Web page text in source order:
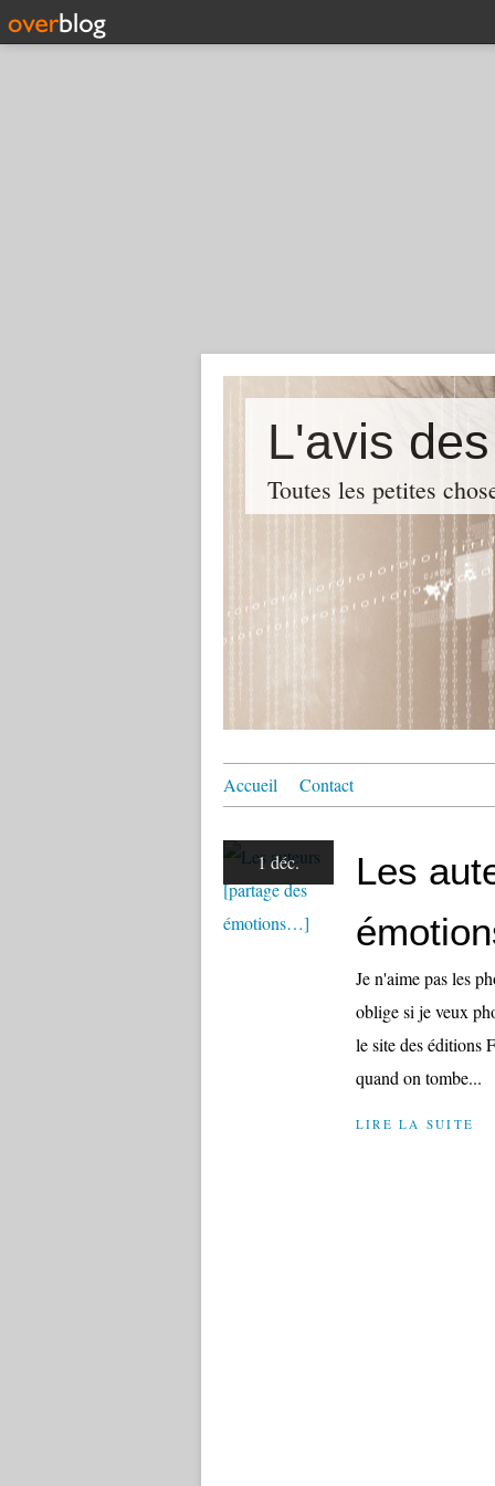
L'avis
Toutes les petites
Accueil Contact
1 déc.
Les
Je n'aime pas les
oblige si je veux
le site des éditions
quand on tombe...
LIRE LA SUITE